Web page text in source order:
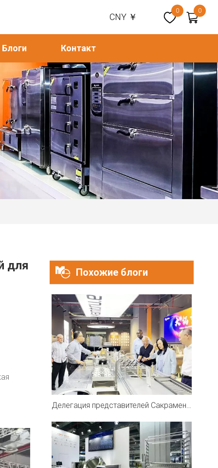
CNY ￥
0 0
Блоги Контакт
для
Похожие блоги
Делегация представителей Сакраменто, Калифорния, посетила Mantru.E